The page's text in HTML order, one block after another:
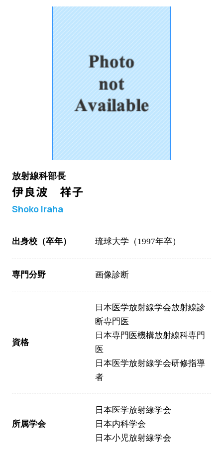
放射線科部長
伊良波 祥子
Shoko Iraha
出身校（卒年） 琉球大学（1997年卒）
専門分野 画像診断
資格
日本医学放射線学会放射線診
断専門医
日本専門医機構放射線科専門
医
日本医学放射線学会研修指導
者
所属学会
日本医学放射線学会
日本内科学会
日本小児放射線学会